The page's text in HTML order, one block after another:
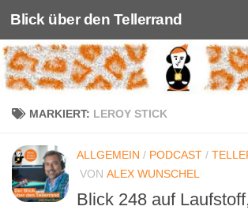
Unter dem Inhalt
Blick über den Tellerrand
MARKIERT: LEROY STICK
ALLGEMEIN / PODCAST /
VON ALEX WUNSCHEL
Blick 248 auf